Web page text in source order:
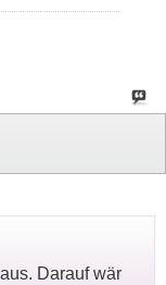
Darauf wär